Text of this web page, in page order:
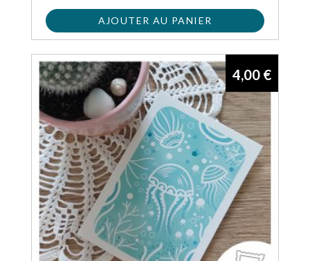
AJOUTER AU PANIER
4,00 €